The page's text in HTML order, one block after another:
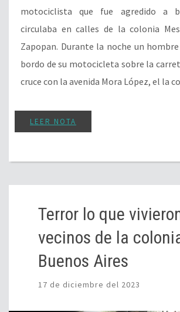
motociclista que fue agredido a
circulaba en calles de la colonia
Zapopan. Durante la noche un
bordo de su motocicleta sobre la
cruce con la avenida Mora López, el la
LEER NOTA
Terror lo que
vecinos de la
Buenos Aires
17 de diciembre del 2023